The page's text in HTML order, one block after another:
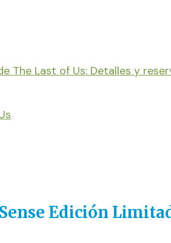
The Last of Us: Detalles y
Edición